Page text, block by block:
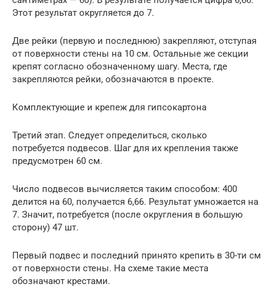
Этот результат округляется до 7.
Две рейки (первую и последнюю) закрепляют, отступая
от поверхности стены на 10 см. Остальные же секции
крепят согласно обозначенному шагу. Места, где
закрепляются рейки, обозначаются в проекте.
Комплектующие и крепеж для гипсокартона
Третий этап. Следует определиться, сколько
потребуется подвесов. Шаг для их крепления также
предусмотрен 60 см.
Число подвесов вычисляется таким способом: 400
делится на 60, получается 6,66. Результат умножается на
7. Значит, потребуется (после округления в большую
сторону) 47 шт.
Первый подвес и последний принято крепить в 30-ти см
от поверхности стены. На схеме такие места
обозначают крестами.